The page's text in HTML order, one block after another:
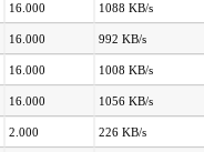
16.000 1088 KB/s
16.000 992 KB/s
16.000 1008 KB/s
16.000 1056 KB/s
2.000 226 KB/s